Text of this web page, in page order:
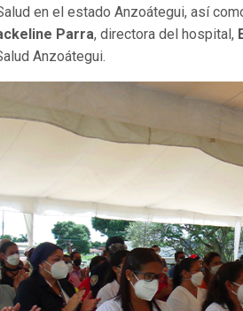
en el estado Anzoátegui, así
Parra, directora del hospital,
Anzoátegui.